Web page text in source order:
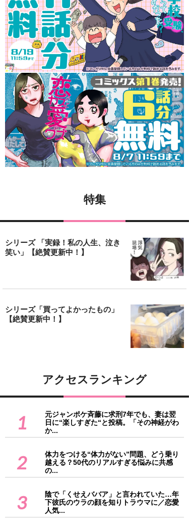
特集
シリーズ 「実録！私の人生、泣き
笑い」【絶賛更新中！】
シリーズ「買ってよかったもの」
【絶賛更新中！】
アクセスランキング
1
元ジャンポケ斉藤に求刑7年でも、妻は翌
日に“楽しすぎた“と投稿。「その神経がわ
か...
2
体力をつける“体力がない”問題、どう乗り
越える？50代のリアルすぎる悩みに共感
の...
3
陰で「くせえババア」と言われていた…年
下彼氏のウラの顔を知りトラウマに／恋愛
人気...